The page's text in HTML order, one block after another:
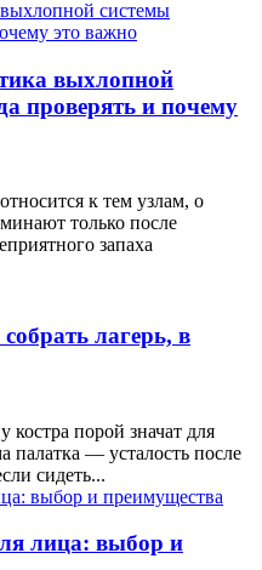
выхлопной
проверять и почему
к тем узлам, о
только после
запаха
лагерь, в
костра порой значат для
палатка — усталость после
сидеть...
лица: выбор и